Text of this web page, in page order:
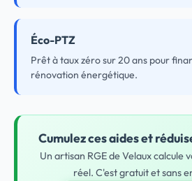
Éco-PTZ
Prêt à taux zéro sur 20 ans pour
rénovation énergétique.
Cumulez ces aides et
Un artisan RGE de Velaux calcule
réel. C'est gratuit et sans